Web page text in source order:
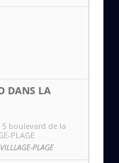
DANS LA
, 5 boulevard de la
PLAGE
PLAGE